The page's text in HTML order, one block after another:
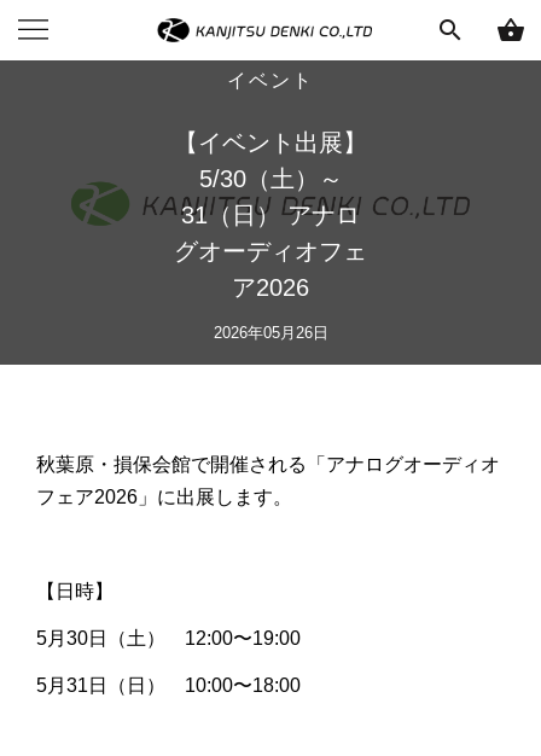
search shopping_basket
イベント
【イベント出展】
5/30（土）～
31（日） アナロ
グオーディオフェ
ア2026
2026年05月26日
秋葉原・損保会館で開催される「 アナログオーディオ
フェア2026」に出展します。
【日時】
5月30日（土） 12:00〜19:00
5月31日（日） 10:00〜18:00